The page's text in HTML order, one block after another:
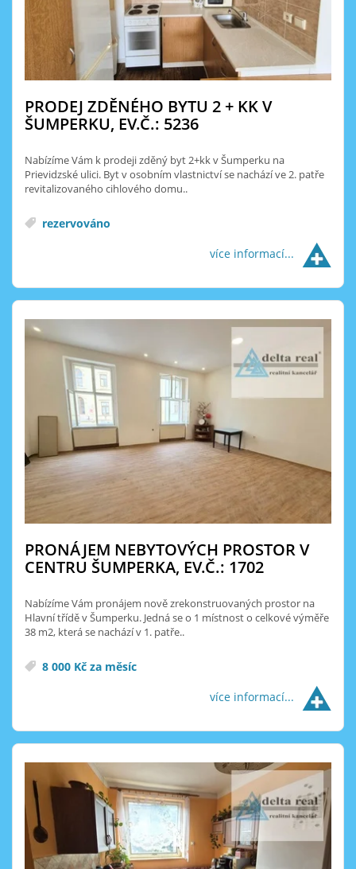
PRODEJ ZDĚNÉHO BYTU 2 + KK V
ŠUMPERKU, EV.Č.: 5236
Nabízíme Vám k prodeji zděný byt 2+kk v Šumperku na
Prievidzské ulici. Byt v osobním vlastnictví se nachází ve 2. patře
revitalizovaného cihlového domu..
rezervováno
více informací...
PRONÁJEM NEBYTOVÝCH PROSTOR V
CENTRU ŠUMPERKA, EV.Č.: 1702
Nabízíme Vám pronájem nově zrekonstruovaných prostor na
Hlavní třídě v Šumperku. Jedná se o 1 místnost o celkové výměře
38 m2, která se nachází v 1. patře..
8 000 Kč za měsíc
více informací...